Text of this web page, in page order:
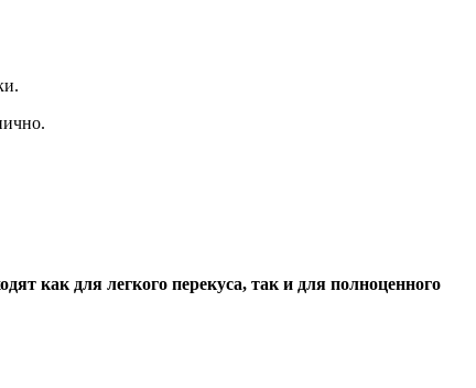
как для легкого перекуса, так и для полноценного